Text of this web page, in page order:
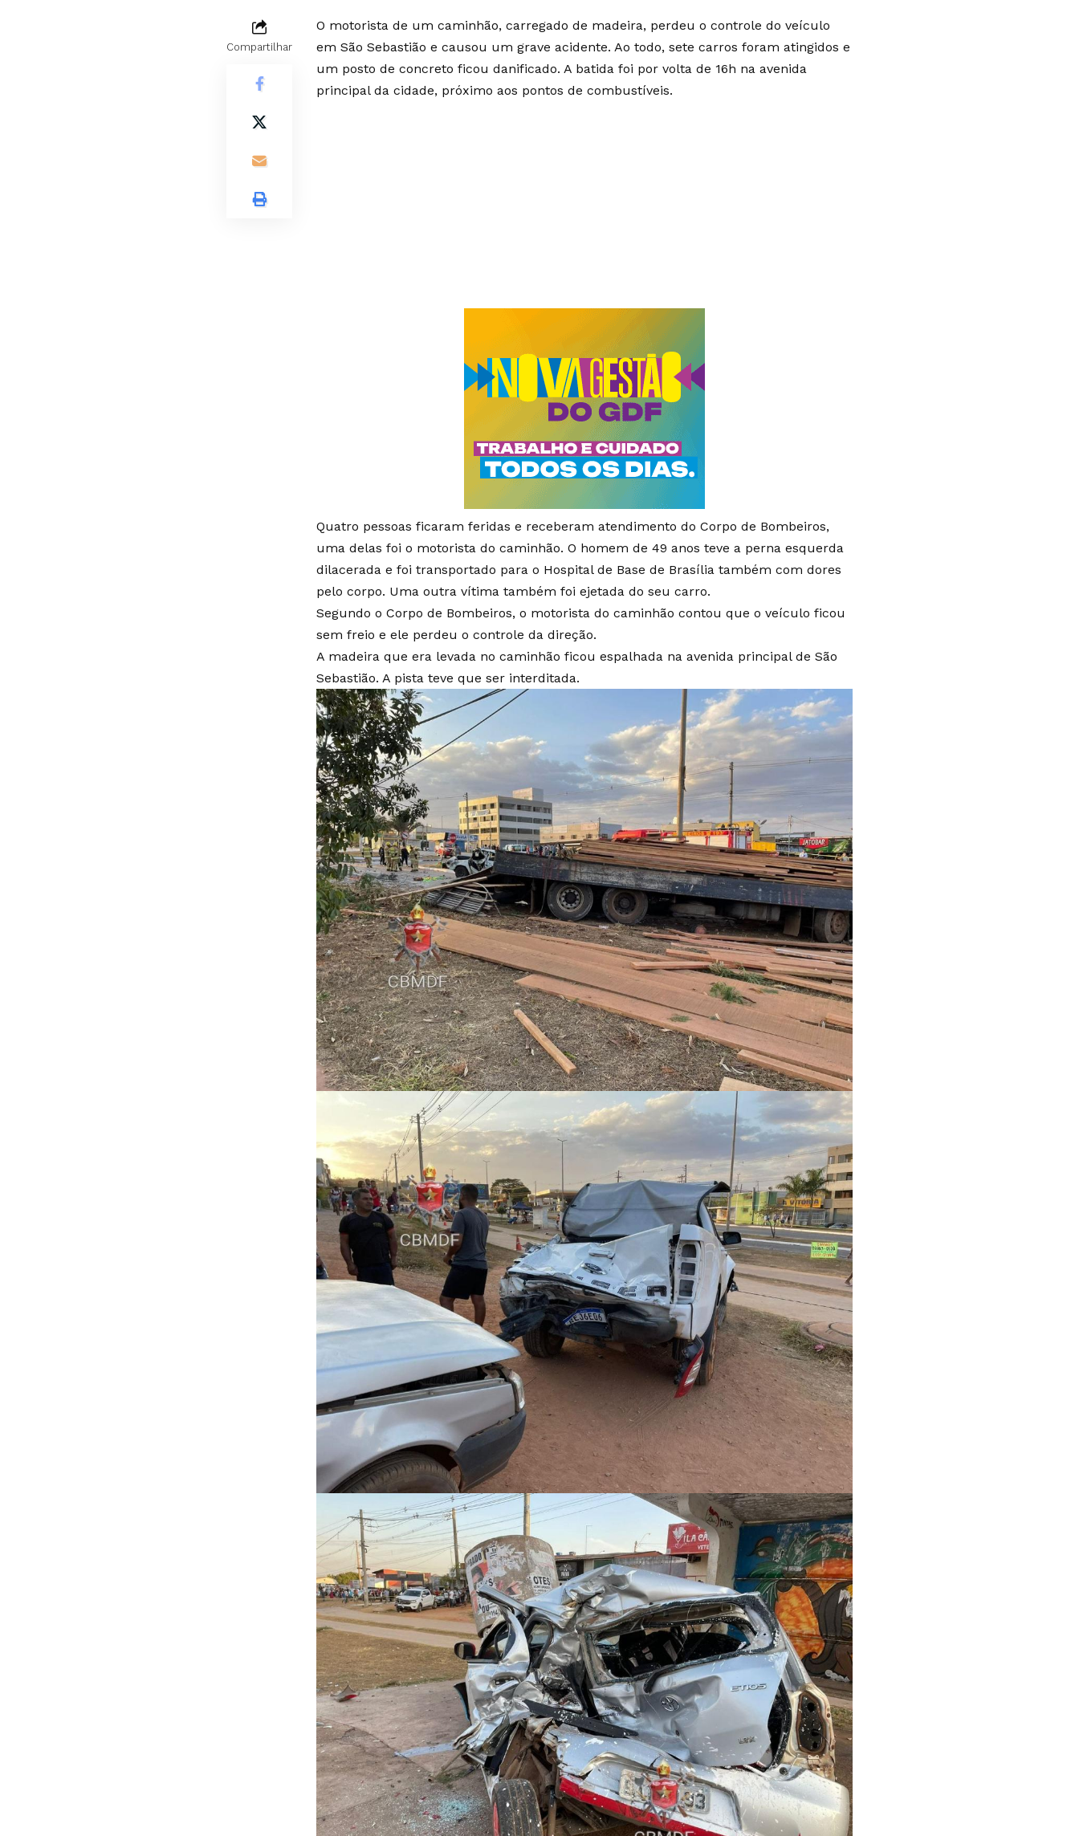
Compartilhar
O motorista de um caminhão, carregado de madeira, perdeu o controle do veículo
em São Sebastião e causou um grave acidente. Ao todo, sete carros foram atingidos e
um posto de concreto ficou danificado. A batida foi por volta de 16h na avenida
principal da cidade, próximo aos pontos de combustíveis.
Quatro pessoas ficaram feridas e receberam atendimento do Corpo de Bombeiros,
uma delas foi o motorista do caminhão. O homem de 49 anos teve a perna esquerda
dilacerada e foi transportado para o Hospital de Base de Brasília também com dores
pelo corpo. Uma outra vítima também foi ejetada do seu carro.
Segundo o Corpo de Bombeiros, o motorista do caminhão contou que o veículo ficou
sem freio e ele perdeu o controle da direção.
A madeira que era levada no caminhão ficou espalhada na avenida principal de São
Sebastião. A pista teve que ser interditada.